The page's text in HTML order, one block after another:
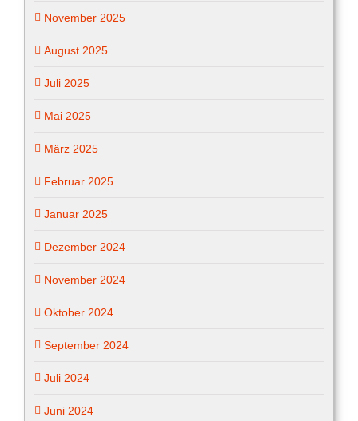
November 2025
August 2025
Juli 2025
Mai 2025
März 2025
Februar 2025
Januar 2025
Dezember 2024
November 2024
Oktober 2024
September 2024
Juli 2024
Juni 2024